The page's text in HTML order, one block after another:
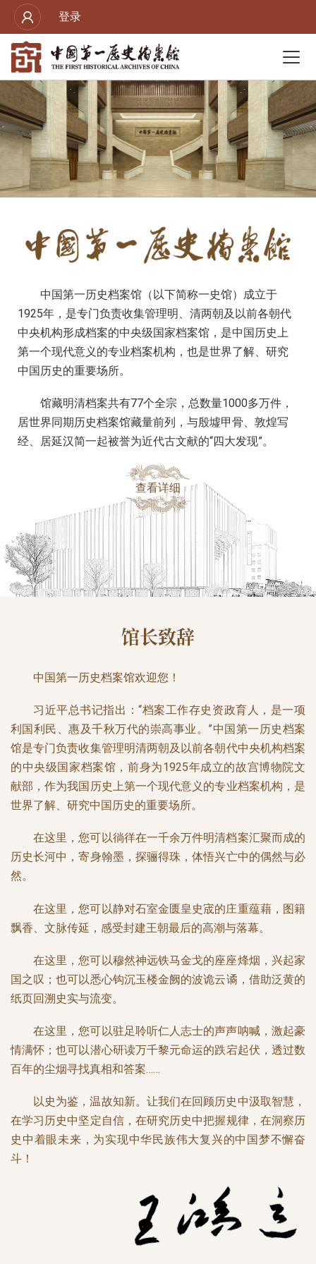
登录
中国第一历史档案馆（以下简称一史馆）成立于
1925年，是专门负责收集管理明、清两朝及以前各朝代
中央机构形成档案的中央级国家档案馆，是中国历史上
第一个现代意义的专业档案机构，也是世界了解、研究
中国历史的重要场所。
馆藏明清档案共有77个全宗，总数量1000多万件，
居世界同期历史档案馆藏量前列，与殷墟甲骨、敦煌写
经、居延汉简一起被誉为近代古文献的“四大发现”。
查看详细
馆长致辞
中国第一历史档案馆欢迎您！
习近平总书记指出：“档案工作存史资政育人，是一项
利国利民、惠及千秋万代的崇高事业。”中国第一历史档案
馆是专门负责收集管理明清两朝及以前各朝代中央机构档案
的中央级国家档案馆，前身为1925年成立的故宫博物院文
献部，作为我国历史上第一个现代意义的专业档案机构，是
世界了解、研究中国历史的重要场所。
在这里，您可以徜徉在一千余万件明清档案汇聚而成的
历史长河中，寄身翰墨，探骊得珠，体悟兴亡中的偶然与必
然。
在这里，您可以静对石室金匮皇史宬的庄重蕴藉，图籍
飘香、文脉传延，感受封建王朝最后的高潮与落幕。
在这里，您可以穆然神远铁马金戈的座座烽烟，兴起家
国之叹；也可以悉心钩沉玉楼金阙的波诡云谲，借助泛黄的
纸页回溯史实与流变。
在这里，您可以驻足聆听仁人志士的声声呐喊，激起豪
情满怀；也可以潜心研读万千黎元命运的跌宕起伏，透过数
百年的尘烟寻找真相和答案……
以史为鉴，温故知新。让我们在回顾历史中汲取智慧，
在学习历史中坚定自信，在研究历史中把握规律，在洞察历
史中着眼未来，为实现中华民族伟大复兴的中国梦不懈奋
斗！